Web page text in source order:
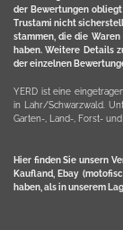
der Bewertungen
Trustami nicht
stammen, die die
haben. Weitere Details
der einzelnen
YERD ist eine
in Lahr/Schwarzwald.
Garten-, Land-, Forst-
Hier finden Sie unsern
Kaufland, Ebay
haben, als in unserem